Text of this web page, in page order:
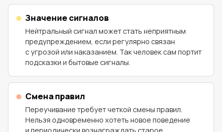
Значение сигналов
Нейтральный сигнал может стать неприятным
предупреждением, если регулярно связан
с угрозой или наказанием. Так человек сам портит
подсказки и бытовые сигналы.
Смена правил
Переучивание требует четкой смены правил.
Нельзя одновременно хотеть новое поведение